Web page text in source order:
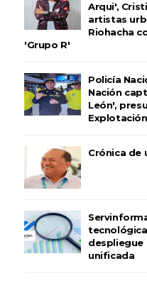
Arqui',
artistas
Riohacha
'Grupo R'
Policía
Nación
León',
Crónica de
despliegue
unificada